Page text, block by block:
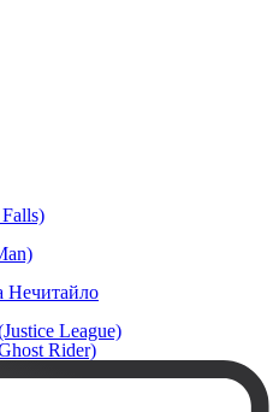
Нечитайло
League)
Rider)